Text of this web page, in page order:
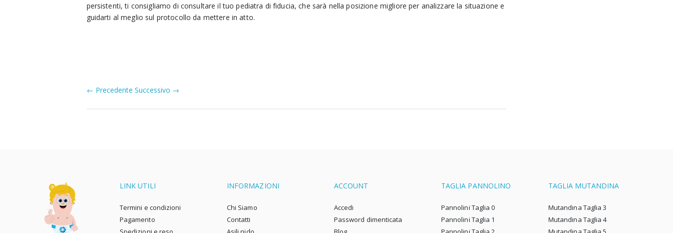
persistenti, ti consigliamo di consultare il tuo pediatra di fiducia, che sarà nella posizione migliore per analizzare la situazione e
guidarti al meglio sul protocollo da mettere in atto.
← Precedente Successivo →
LINK UTILI
Termini e condizioni
Pagamento
INFORMAZIONI
Chi Siamo
Contatti
ACCOUNT
Accedi
Password dimenticata
TAGLIA PANNOLINO
Pannolini Taglia 0
Pannolini Taglia 1
TAGLIA MUTANDINA
Mutandina Taglia 3
Mutandina Taglia 4